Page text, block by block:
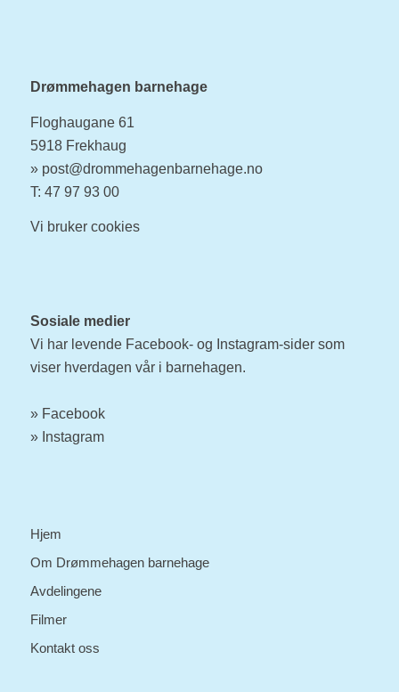
Drømmehagen barnehage
Floghaugane 61
5918 Frekhaug
» post@drommehagenbarnehage.no
T: 47 97 93 00
Vi bruker cookies
Sosiale medier
Vi har levende Facebook- og Instagram-sider som
viser hverdagen vår i barnehagen.
» Facebook
» Instagram
Hjem
Om Drømmehagen barnehage
Avdelingene
Filmer
Kontakt oss